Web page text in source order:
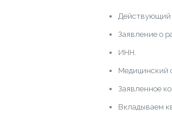
Действующий
Заявление о
ИНН.
Медицинский
Заявленное
Вкладываем